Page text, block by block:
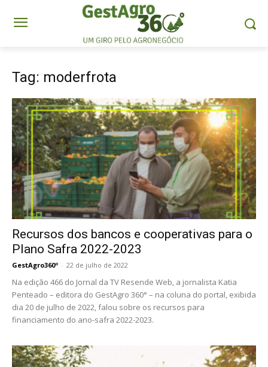
Tag: moderfrota
Recursos dos bancos e cooperativas para o
Plano Safra 2022-2023
GestAgro360º - 22 de julho de 2022
Na edição 466 do Jornal da TV Resende Web, a jornalista Katia
Penteado – editora do GestAgro 360° – na coluna do portal, exibida
dia 20 de julho de 2022, falou sobre os recursos para
financiamento do ano-safra 2022-2023.